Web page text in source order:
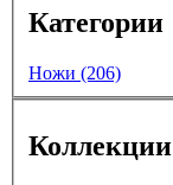
Категории
Ножи (206)
Коллекции